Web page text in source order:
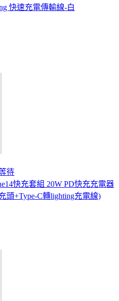
快速充電傳輸線-白
待
快充套組 20W PD快充充電器
頭+Type-C轉lighting充電線)